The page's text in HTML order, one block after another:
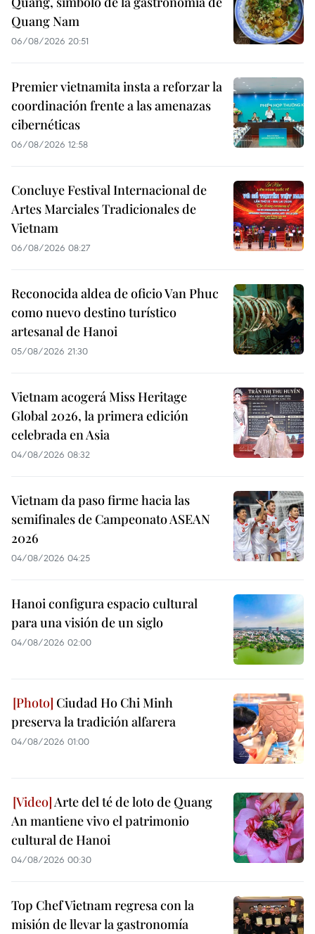
Quang Nam
06/08/2026 20:51
Premier vietnamita insta a reforzar la
coordinación frente a las amenazas
cibernéticas
06/08/2026 12:58
Concluye Festival Internacional de
Artes Marciales Tradicionales de
Vietnam
06/08/2026 08:27
Reconocida aldea de oficio Van Phuc
como nuevo destino turístico
artesanal de Hanoi
05/08/2026 21:30
Vietnam acogerá Miss Heritage
Global 2026, la primera edición
celebrada en Asia
04/08/2026 08:32
Vietnam da paso firme hacia las
semifinales de Campeonato ASEAN
2026
04/08/2026 04:25
Hanoi configura espacio cultural
para una visión de un siglo
04/08/2026 02:00
Ciudad Ho Chi Minh
preserva la tradición alfarera
04/08/2026 01:00
Arte del té de loto de Quang
An mantiene vivo el patrimonio
cultural de Hanoi
04/08/2026 00:30
Top Chef Vietnam regresa con la
misión de llevar la gastronomía